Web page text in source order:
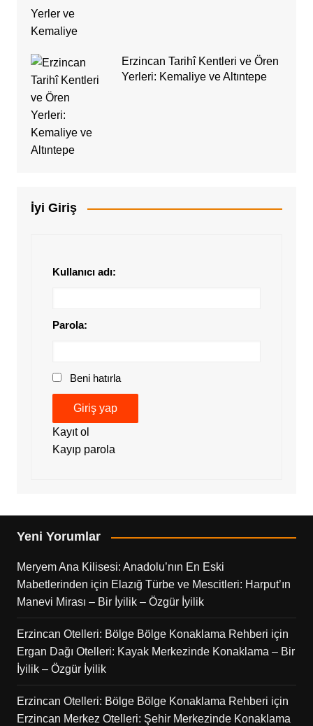
Erzincan Tarihî Kentleri ve Ören
Yerleri: Kemaliye ve Altıntepe
İyi Giriş
Kullanıcı adı:
Parola:
Beni hatırla
Giriş yap
Kayıt ol
Kayıp parola
Yeni Yorumlar
Meryem Ana Kilisesi: Anadolu’nın En Eski
Mabetlerinden için Elazığ Türbe ve Mescitleri: Harput’ın
Manevi Mirası – Bir İyilik – Özgür İyilik
Erzincan Otelleri: Bölge Bölge Konaklama Rehberi için
Ergan Dağı Otelleri: Kayak Merkezinde Konaklama – Bir
İyilik – Özgür İyilik
Erzincan Otelleri: Bölge Bölge Konaklama Rehberi için
Erzincan Merkez Otelleri: Şehir Merkezinde Konaklama